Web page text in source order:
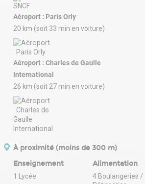
Aéroport : Paris Orly
20 km (soit 33 min en voiture)
Aéroport : Charles de Gaulle
International
26 km (soit 27 min en voiture)
À proximité (moins de 300 m)
Enseignement
1 Lycée
Alimentation
4 Boulangeries /